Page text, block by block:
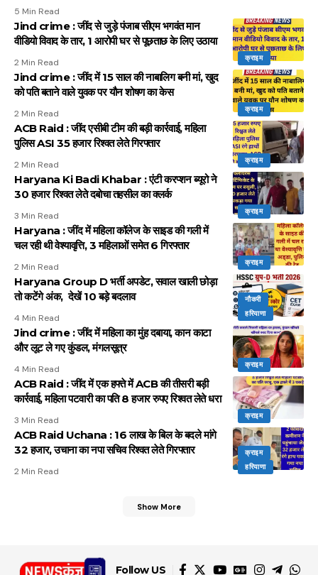
5 Min Read
क्राइम
Jind crime : जींद से जुड़े पंजाब सीएम भगवंत मान
वीडियो विवाद के तार, 1 आरोपी घर से पूछताछ के लिए उठाया
2 Min Read
क्राइम
Jind crime : जींद में 15 साल की नाबालिग बनी मां, खुद
को पति बताने वाले युवक पर यौन शोषण का केस
2 Min Read
क्राइम
ACB Raid : जींद एसीबी टीम की बड़ी कार्रवाई, महिला
पुलिस ASI 35 हजार रिश्वत लेते गिरफ्तार
2 Min Read
क्राइम
Haryana Ki Badi Khabar : एंटी करप्शन ब्यूरो ने
30 हजार रिश्वत लेते दबोचा तहसील का क्लर्क
3 Min Read
क्राइम
Haryana : जींद में महिला कॉलेज के साइड की गली में
चल रही थी वेश्यावृत्ति, 3 महिलाओं समेत 6 गिरफ्तार
2 Min Read
नौकरी
हरियाणा
Haryana Group D भर्ती अपडेट, सवाल खाली छोड़ा
तो कटेंगे अंक, देखें 10 बड़े बदलाव
4 Min Read
क्राइम
Jind crime : जींद में महिला का मुंह दबाया, कान काटा
और लूट ले गए कुंडल, मंगलसूत्र
4 Min Read
क्राइम
ACB Raid : जींद में एक हफ्ते में ACB की तीसरी बड़ी
कार्रवाई, महिला पटवारी का पति 8 हजार रुपए रिश्वत लेते धरा
3 Min Read
क्राइम
हरियाणा
ACB Raid Uchana : 16 लाख के बिल के बदले मांगे
32 हजार, उचाना का नपा सचिव रिश्वत लेते गिरफ्तार
2 Min Read
Show More
Follow US